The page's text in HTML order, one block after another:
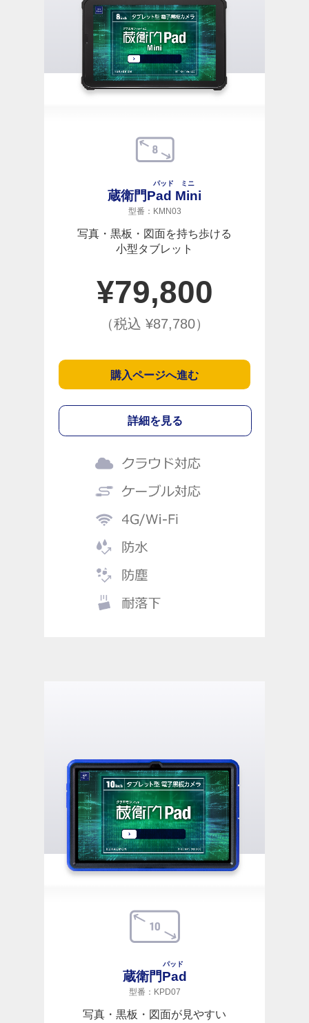
蔵衛門Pad Mini
パッド ミニ
型番：KMN03
写真・黒板・図面を持ち歩ける
小型タブレット
¥79,800
（税込 ¥87,780）
購入ページへ進む
詳細を見る
蔵衛門Pad
パッド
型番：KPD07
写真・黒板・図面が見やすい